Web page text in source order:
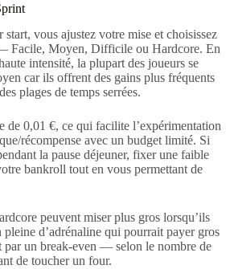
start, vous ajustez votre mise et choisissez
Facile, Moyen, Difficile ou Hardcore. En
intensité, la plupart des joueurs se
car ils offrent des gains plus fréquents
plages de temps serrées.
de 0,01 €, ce qui facilite l’expérimentation
récompense avec un budget limité. Si
la pause déjeuner, fixer une faible
bankroll tout en vous permettant de
peuvent miser plus gros lorsqu’ils
pleine d’adrénaline qui pourrait payer gros
un break-even — selon le nombre de
de toucher un four.